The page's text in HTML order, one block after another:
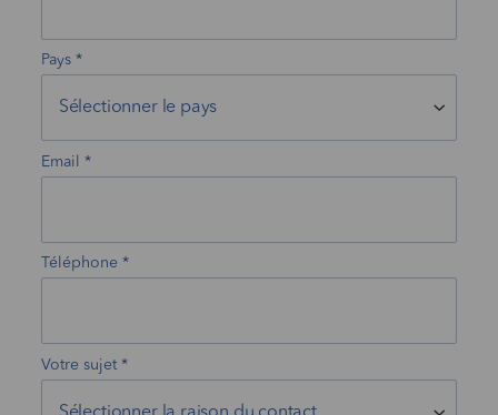
Pays
Email
Téléphone
Votre sujet